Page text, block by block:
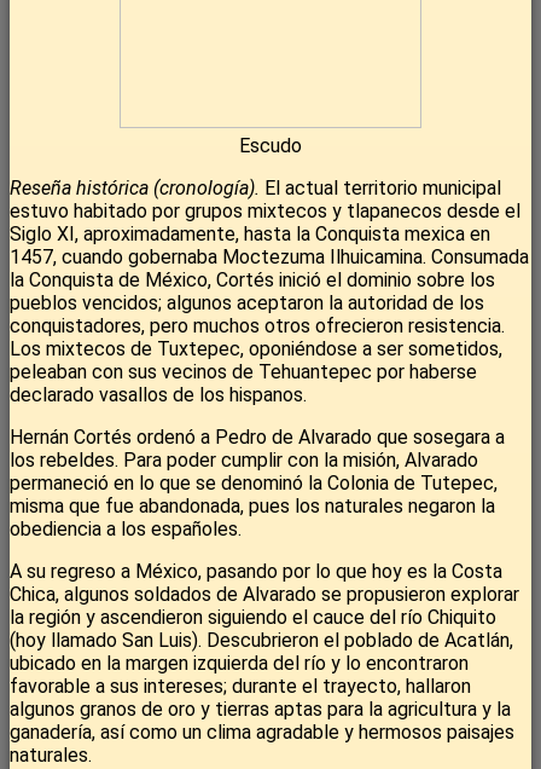
Escudo
Reseña histórica (cronología). El actual territorio municipal
estuvo habitado por grupos mixtecos y tlapanecos desde el
Siglo XI, aproximadamente, hasta la Conquista mexica en
1457, cuando gobernaba Moctezuma Ilhuicamina. Consumada
la Conquista de México, Cortés inició el dominio sobre los
pueblos vencidos; algunos aceptaron la autoridad de los
conquistadores, pero muchos otros ofrecieron resistencia.
Los mixtecos de Tuxtepec, oponiéndose a ser sometidos,
peleaban con sus vecinos de Tehuantepec por haberse
declarado vasallos de los hispanos.
Hernán Cortés ordenó a Pedro de Alvarado que sosegara a
los rebeldes. Para poder cumplir con la misión, Alvarado
permaneció en lo que se denominó la Colonia de Tutepec,
misma que fue abandonada, pues los naturales negaron la
obediencia a los españoles.
A su regreso a México, pasando por lo que hoy es la Costa
Chica, algunos soldados de Alvarado se propusieron explorar
la región y ascendieron siguiendo el cauce del río Chiquito
(hoy llamado San Luis). Descubrieron el poblado de Acatlán,
ubicado en la margen izquierda del río y lo encontraron
favorable a sus intereses; durante el trayecto, hallaron
algunos granos de oro y tierras aptas para la agricultura y la
ganadería, así como un clima agradable y hermosos paisajes
naturales.